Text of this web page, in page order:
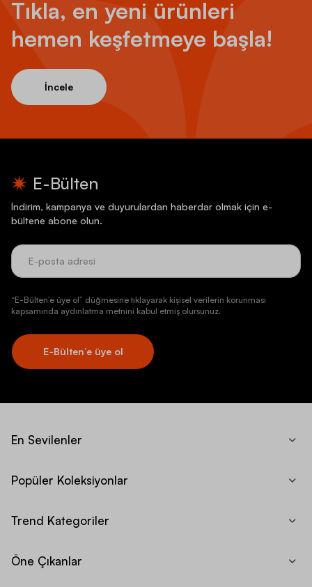
Tıkla, en yeni ürünleri
hemen keşfetmeye başla!
İncele
E-Bülten
İndirim, kampanya ve duyurulardan haberdar olmak için e-
bültene abone olun.
“E-Bülten’e üye ol” düğmesine tıklayarak kişisel verilerin korunması
kapsamında aydınlatma metnini kabul etmiş olursunuz.
E-Bülten’e üye ol
En Sevilenler
Popüler Koleksiyonlar
Trend Kategoriler
Öne Çıkanlar